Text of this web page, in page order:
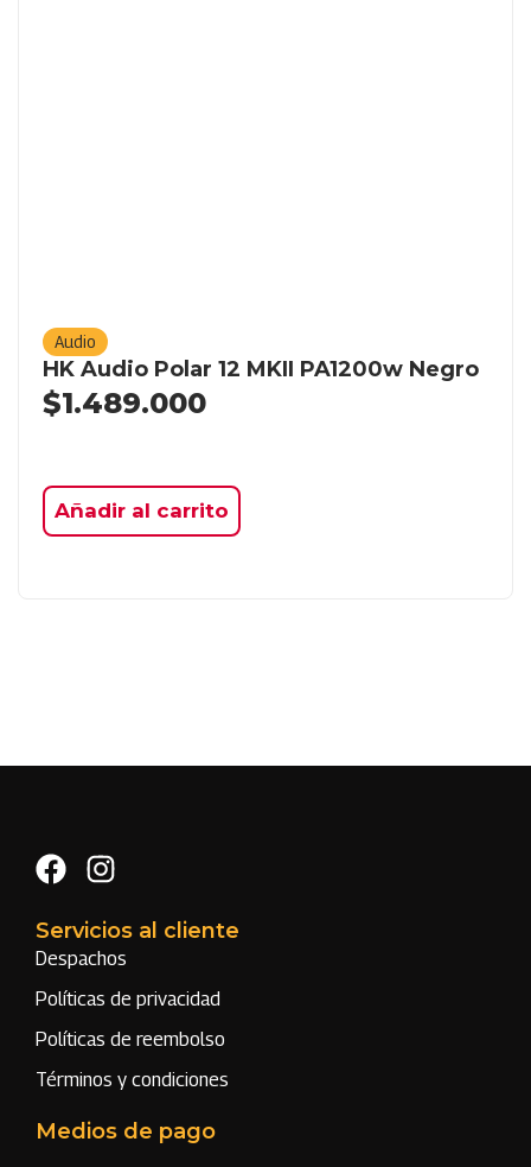
Audio
HK Audio Polar 12 MKII PA1200w Negro
$1.489.000
Añadir al carrito
Servicios al cliente
Despachos
Políticas de privacidad
Políticas de reembolso
Términos y condiciones
Medios de pago